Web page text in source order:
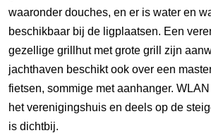
waaronder douches, en er is water en
beschikbaar bij de ligplaatsen. Een
gezellige grillhut met grote grill zijn
jachthaven beschikt ook over een
fietsen, sommige met aanhanger.
het verenigingshuis en deels op de
is dichtbij.